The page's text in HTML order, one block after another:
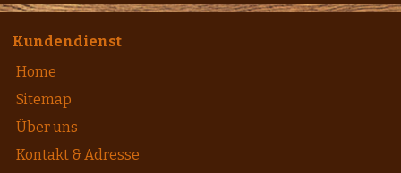
Kundendienst
Home
Sitemap
Über uns
Kontakt & Adresse